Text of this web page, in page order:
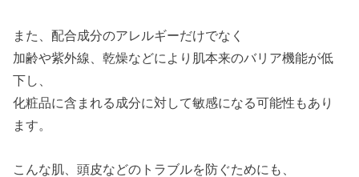
また、配合成分のアレルギーだけでなく
加齢や紫外線、乾燥などにより肌本来のバリア機能が低
下し、
化粧品に含まれる成分に対して敏感になる可能性もあり
ます。
こんな肌、頭皮などのトラブルを防ぐためにも、